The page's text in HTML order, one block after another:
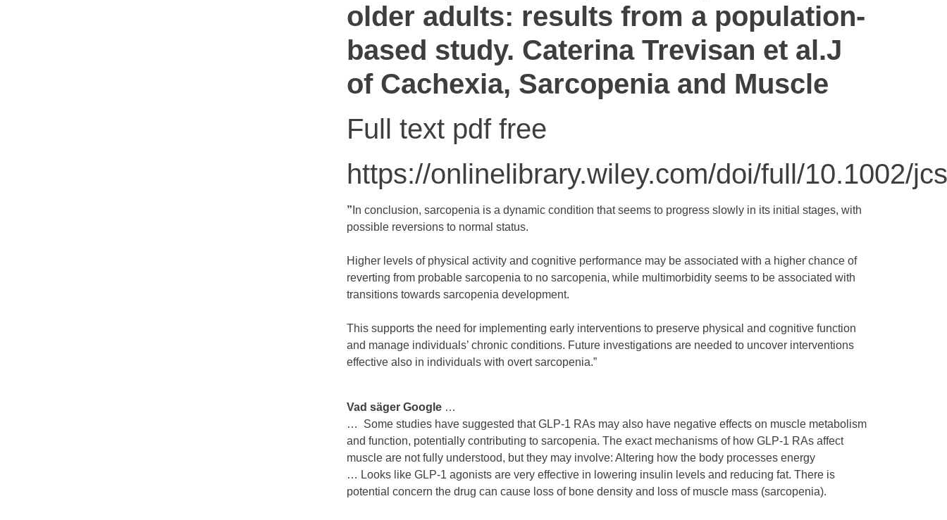
older adults: results from a population-
based study. Caterina Trevisan et al.J
of Cachexia, Sarcopenia and Muscle
Full text pdf free
https://onlinelibrary.wiley.com/doi/full/10.1002/
” In conclusion, sarcopenia is a dynamic condition that seems to progress slowly in its initial stages, with
possible reversions to normal status.
Higher levels of physical activity and cognitive performance may be associated with a higher chance of
reverting from probable sarcopenia to no sarcopenia, while multimorbidity seems to be associated with
transitions towards sarcopenia development.
This supports the need for implementing early interventions to preserve physical and cognitive function
and manage individuals’ chronic conditions. Future investigations are needed to uncover interventions
effective also in individuals with overt sarcopenia.”
Vad säger Google…
… Some studies have suggested that GLP-1 RAs may also have negative effects on muscle metabolism
and function, potentially contributing to sarcopenia. The exact mechanisms of how GLP-1 RAs affect
muscle are not fully understood, but they may involve: Altering how the body processes energy
… Looks like GLP-1 agonists are very effective in lowering insulin levels and reducing fat. There is
potential concern the drug can cause loss of bone density and loss of muscle mass (sarcopenia).